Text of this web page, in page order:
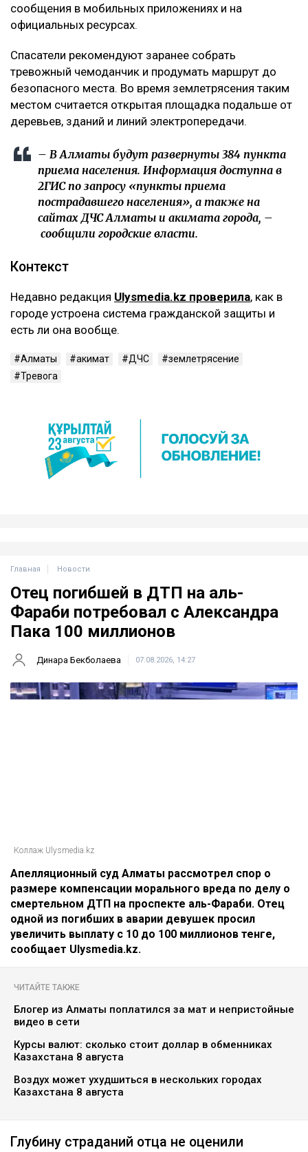
сообщения в мобильных приложениях и на
официальных ресурсах.
Спасатели рекомендуют заранее собрать
тревожный чемоданчик и продумать маршрут до
безопасного места. Во время землетрясения таким
местом считается открытая площадка подальше от
деревьев, зданий и линий электропередачи.
– В Алматы будут развернуты 384 пункта
приема населения. Информация доступна в
2ГИС по запросу «пункты приема
пострадавшего населения», а также на
сайтах ДЧС Алматы и акимата города, –
сообщили городские власти.
Контекст
Недавно редакция Ulysmedia.kz проверила, как в
городе устроена система гражданской защиты и
есть ли она вообще.
Алматы акимат ДЧС
землетрясение
Тревога
Главная Новости
Отец погибшей в ДТП на аль-
Фараби потребовал с Александра
Пака 100 миллионов